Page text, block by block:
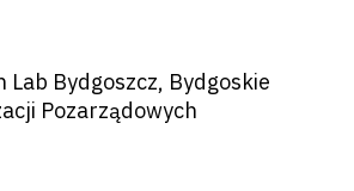
Bydgoszcz, Bydgoskie
Pozarządowych